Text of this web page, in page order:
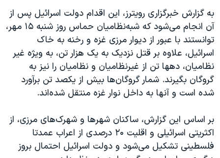
صفحه‌های ویژه
سفر پرزیدنت ترامپ به چین
به گزارش خبرگزاری رویترز، این اقدام دولت اسرائیل پس از
آن انجام می‌شود که شبه‌نظامیان حماس روز شنبه ۱۵ مهر،
توانستند با عبور از دیوار مرزی غزه و رخنه به خاک
اسرائیل، علاوه بر قتل نزدیک به یک هزار تن، به ویژه غیر
نظامیان، دهها تن از غیرنظامیان و نظامیان را نیز به
گروگان بگیرند. شمار گروگان‌ها بیش از یکصد تن برآورد
شده است و آنها به داخل نوار غزه منتقل شده‌اند.
بر اساس این گزارش، ساکنان شهرها و شهرک‌های مرزی، از
اکثریتی اسرائیلی و اقلیت ۲۰ درصدی از اعراب عمدتا
فلسطینی تشکیل می‌شود و دولت اسرائیل احتمال بروز